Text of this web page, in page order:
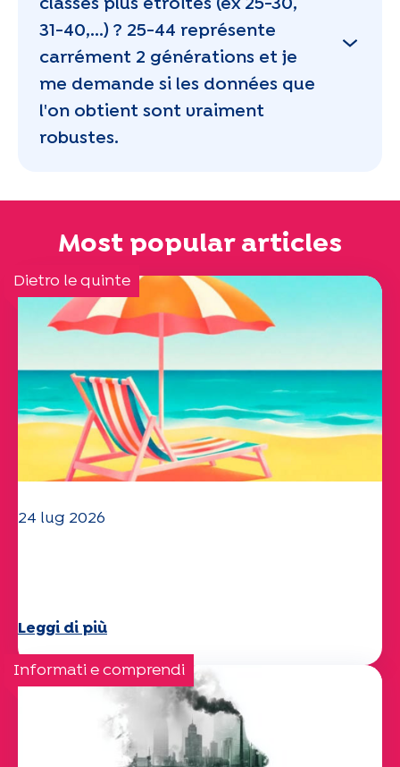
classes plus étroites (ex 25-30,
31-40,...) ? 25-44 représente
carrément 2 générations et je
me demande si les données que
l'on obtient sont vraiment
robustes.
Most popular articles
Dietro le quinte
24 lug 2026
Leggi di più
Informati e comprendi